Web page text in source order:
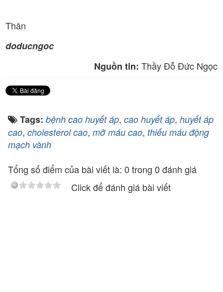
Thân
doducngoc
Nguồn tin: Thầy Đỗ Đức Ngọc
Tags: bệnh cao huyết áp, cao huyết áp, huyết áp
cao, cholesterol cao, mỡ máu cao, thiếu máu động
mạch vành
Tổng số điểm của bài viết là: 0 trong 0 đánh giá
Click để đánh giá bài viết